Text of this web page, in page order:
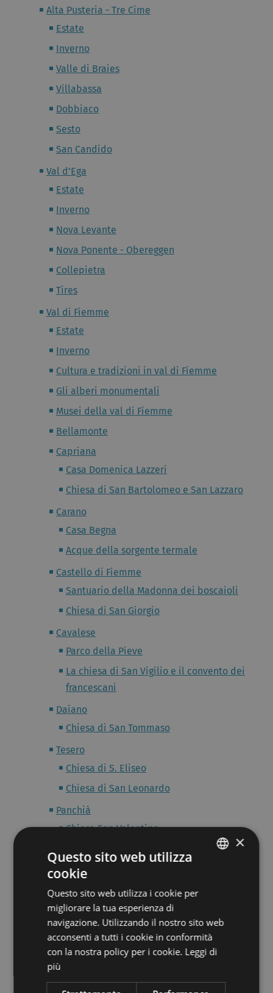
Alta Pusteria - Tre Cime
Estate
Inverno
Valle di Braies
Villabassa
Dobbiaco
Sesto
San Candido
Val d’Ega
Estate
Inverno
Nova Levante
Nova Ponente - Obereggen
Collepietra
Tires
Val di Fiemme
Estate
Inverno
Cultura e tradizioni in val di Fiemme
Gli alberi monumentali
Musei della val di Fiemme
Bellamonte
Capriana
Casa Domenica Lazzeri
Chiesa di San Bartolomeo e San Lazzaro
Carano
Casa Begna
Acque della sorgente termale
Castello di Fiemme
Santuario della Madonna dei boscaioli
Chiesa di San Giorgio
Cavalese
Parco della Pieve
La chiesa di San Vigilio e il convento dei
francescani
Daiano
Chiesa di San Tommaso
Tesero
Chiesa di S. Eliseo
Chiesa di San Leonardo
Panchià
Chiesa San Valentino
Predazzo
Varena e Passo Lavazè
Chiesa di SS. Pietro e Paolo
Valfloriana
Municipio di Valfloriana
Ziano di Fiemme
Val Gardena
×
Questo sito web utilizza
cookie
Questo sito web utilizza i cookie per
migliorare la tua esperienza di
navigazione. Utilizzando il nostro sito web
acconsenti a tutti i cookie in conformità
con la nostra policy per i cookie. Leggi di
più